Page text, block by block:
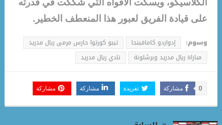
الكلاسيكو، ويسكت الأفواه التي شككت في قدرته
على قيادة الفريق لعبور هذا المنعطف الخطير.
وسوم: إدواردو كامافينجا
تيبو كورتوا حارس مرمى ريال مدريد
مباراة ريال مدريد وبرشلونة
نادي ريال مدريد
مشاركة 0 تغريدة مشاركة مشاركة